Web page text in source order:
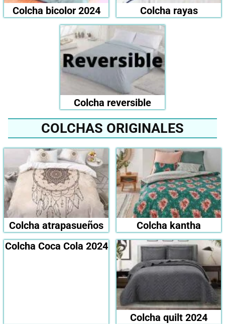
Colcha bicolor 2024 Colcha rayas
Colcha reversible
COLCHAS ORIGINALES
Colcha atrapasueños
Colcha kantha
Colcha Coca Cola 2024
Colcha quilt 2024